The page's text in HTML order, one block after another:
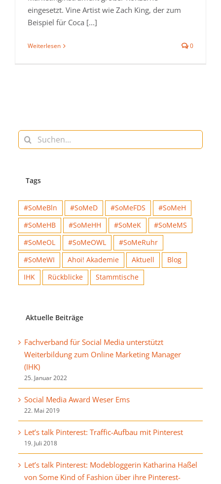
eingesetzt. Vine Artist wie Zach King, der zum
Beispiel für Coca [...]
Weiterlesen 0
Suche
nach:
Tags
#SoMeBln #SoMeD #SoMeFDS
#SoMeH
#SoMeHB
#SoMeHH #SoMeK
#SoMeMS
#SoMeOL
#SoMeOWL
#SoMeRuhr
#SoMeWI
Ahoi! Akademie Aktuell
Blog
IHK
Rückblicke Stammtische
Aktuelle Beiträge
Fachverband für Social Media unterstützt
Weiterbildung zum Online Marketing Manager
(IHK)
25. Januar 2022
Social Media Award Weser Ems
22. Mai 2019
Let’s talk Pinterest: Traffic-Aufbau mit Pinterest
19. Juli 2018
Let’s talk Pinterest: Modebloggerin Katharina Haßel
von Some Kind of Fashion über ihre Pinterest-